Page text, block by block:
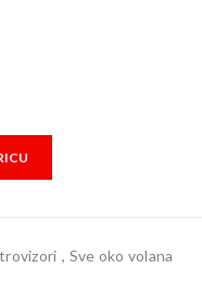
, Sve oko volana